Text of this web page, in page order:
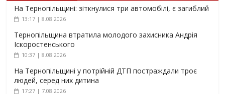
На Тернопільщині: зіткнулися три автомобілі, є загиблий
13:17 | 8.08.2026
Тернопільщина втратила молодого захисника Андрія
Іскоростенського
10:37 | 8.08.2026
На Тернопільщині у потрійній ДТП постраждали троє
людей, серед них дитина
17:27 | 7.08.2026